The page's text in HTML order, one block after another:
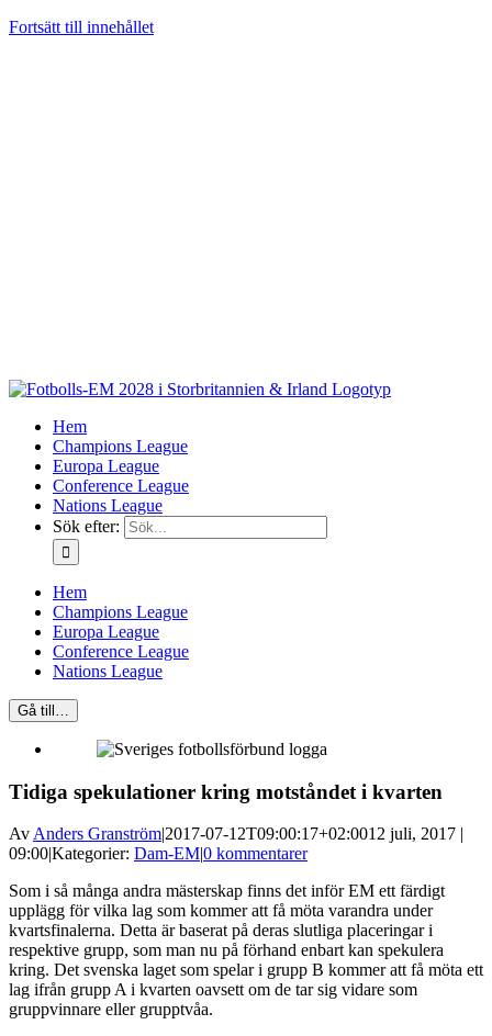
Fortsätt till innehållet
Hem
Champions League
Europa League
Conference League
Nations League
Sök efter:
Hem
Champions League
Europa League
Conference League
Nations League
Gå till…
Tidiga spekulationer kring motståndet i kvarten
AvAnders Granström|2017-07-12T09:00:17+02:0012 juli, 2017 |
09:00|Kategorier: Dam-EM|0 kommentarer
Som i så många andra mästerskap finns det inför EM ett färdigt
upplägg för vilka lag som kommer att få möta varandra under
kvartsfinalerna. Detta är baserat på deras slutliga placeringar i
respektive grupp, som man nu på förhand enbart kan spekulera
kring. Det svenska laget som spelar i grupp B kommer att få möta ett
lag ifrån grupp A i kvarten oavsett om de tar sig vidare som
gruppvinnare eller grupptvåa.